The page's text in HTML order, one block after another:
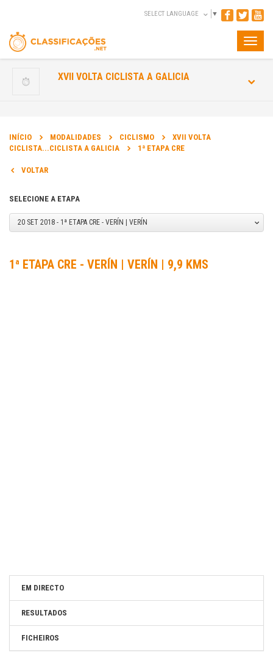
Toggle
SELECT LANGUAGE ▼
XVII VOLTA CICLISTA A GALICIA
INÍCIO MODALIDADES CICLISMO
XVII VOLTA
CICLISTA...CICLISTA A GALICIA
1ª ETAPA CRE
VOLTAR
SELECIONE A ETAPA
20 SET 2018 - 1ª ETAPA CRE - VERÍN | VERÍN
1ª ETAPA CRE - VERÍN | VERÍN | 9,9 KMS
EM DIRECTO
RESULTADOS
FICHEIROS